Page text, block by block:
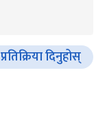
प्रतिक्रिया दिनुहोस्